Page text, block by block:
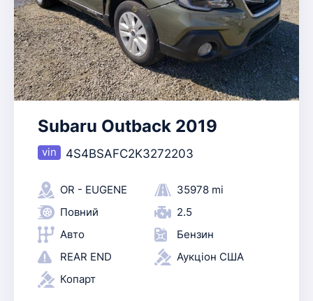
Subaru Outback 2019
4S4BSAFC2K3272203
OR - EUGENE
35978 mi
Повний
2.5
Авто
Бензин
REAR END
Аукціон США
Копарт